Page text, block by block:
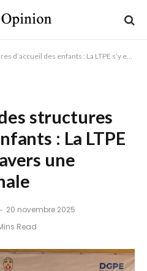
: La LTPE s’y engage à travers une tournée nationale
structures
: La LTPE
une
20 novembre 2025
Read